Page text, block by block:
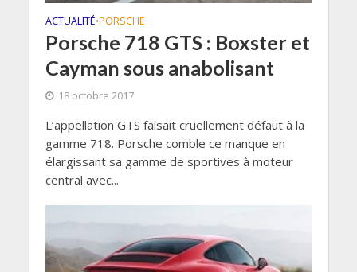
ACTUALITÉ•PORSCHE
Porsche 718 GTS : Boxster et
Cayman sous anabolisant
18 octobre 2017
L’appellation GTS faisait cruellement défaut à la
gamme 718. Porsche comble ce manque en
élargissant sa gamme de sportives à moteur
central avec...